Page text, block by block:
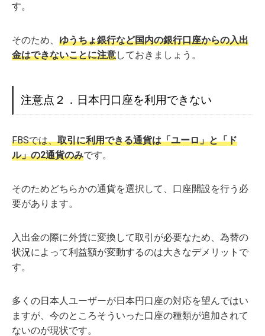
す。
そのため、 ゆうちょ銀行など国内の銀行口座からの入出
金はできないことに注意しておきましょう。
注意点２．日本円口座を利用できない
FBSでは、取引に利用できる通貨は「ユーロ」と「ド
ル」の2通貨のみです。
そのためどちらかの通貨を選択して、口座開設を行う必
要があります。
入出金の際に外貨に変換して取引が必要なため、為替の
状況によって利益額が変動するのは大きなデメリットで
す。
多くの日本人ユーザーが日本円口座の対応を望んではい
ますが、今のところそういった口座の種類が追加されて
ないのが現状です。